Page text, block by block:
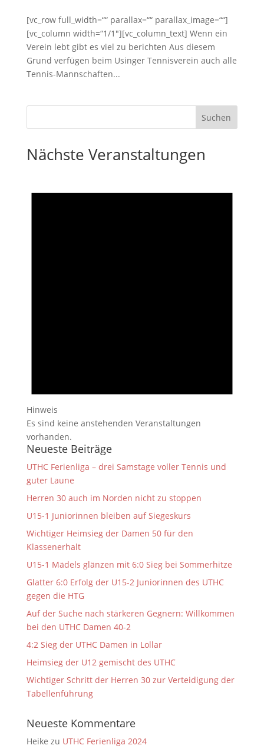
[vc_row full_width=““ parallax=““ parallax_image=““]
[vc_column width=“1/1″][vc_column_text] Wenn ein
Verein lebt gibt es viel zu berichten Aus diesem
Grund verfügen beim Usinger Tennisverein auch alle
Tennis-Mannschaften...
Nächste Veranstaltungen
Hinweis
Es sind keine anstehenden Veranstaltungen
vorhanden.
Neueste Beiträge
UTHC Ferienliga – drei Samstage voller Tennis und
guter Laune
Herren 30 auch im Norden nicht zu stoppen
U15-1 Juniorinnen bleiben auf Siegeskurs
Wichtiger Heimsieg der Damen 50 für den
Klassenerhalt
U15-1 Mädels glänzen mit 6:0 Sieg bei Sommerhitze
Glatter 6:0 Erfolg der U15-2 Juniorinnen des UTHC
gegen die HTG
Auf der Suche nach stärkeren Gegnern: Willkommen
bei den UTHC Damen 40-2
4:2 Sieg der UTHC Damen in Lollar
Heimsieg der U12 gemischt des UTHC
Wichtiger Schritt der Herren 30 zur Verteidigung der
Tabellenführung
Neueste Kommentare
Heike zu UTHC Ferienliga 2024